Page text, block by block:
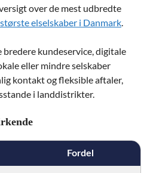
over de mest udbredte
elselskaber i Danmark.
kundeservice, digitale
eller mindre selskaber
kontakt og fleksible aftaler,
i landdistrikter.
Fordel